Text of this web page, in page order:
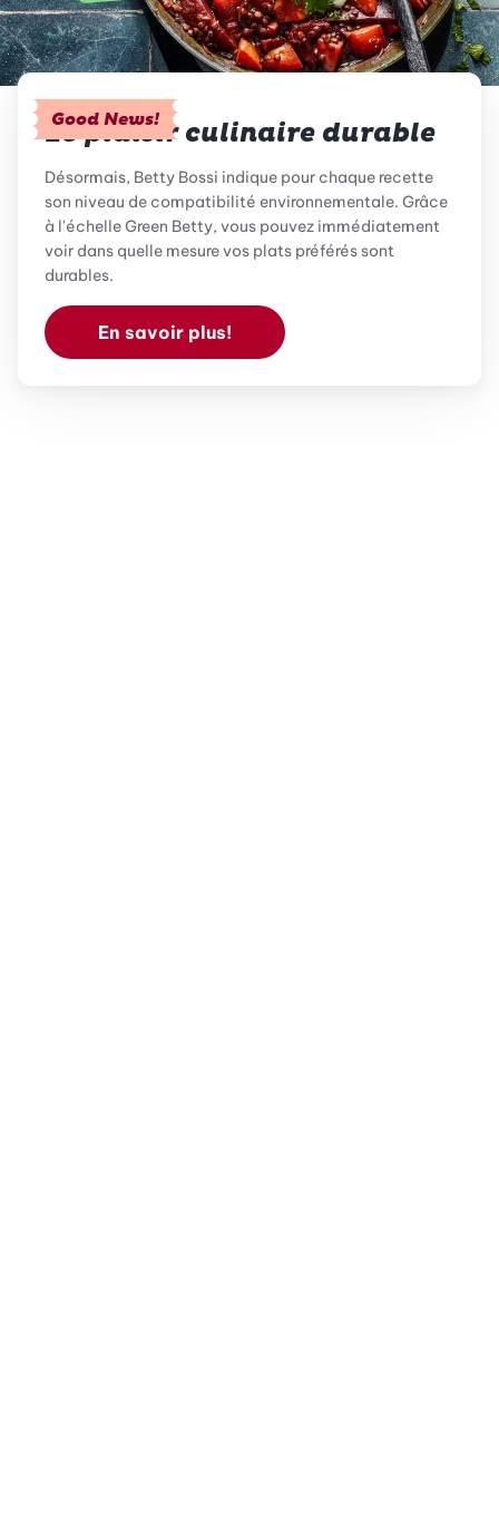
Good News!
Le plaisir culinaire durable
Désormais, Betty Bossi indique pour chaque recette
son niveau de compatibilité environnementale. Grâce
à l'échelle Green Betty, vous pouvez immédiatement
voir dans quelle mesure vos plats préférés sont
durables.
En savoir plus!